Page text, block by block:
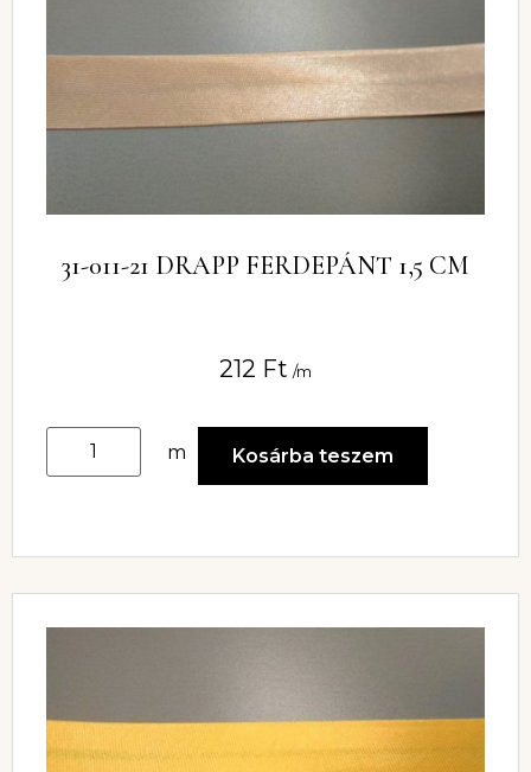
31-011-21 DRAPP FERDEPÁNT 1,5 CM
212 Ft /m
m Kosárba teszem